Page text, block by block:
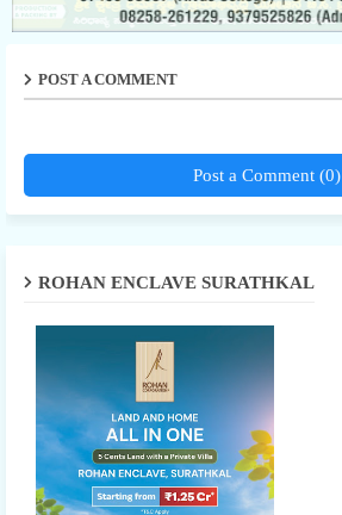
POST A COMMENT
Post a Comment (0)
ROHAN ENCLAVE SURATHKAL